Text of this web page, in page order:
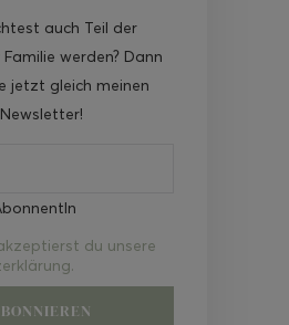
auch Teil der
werden? Dann
jetzt gleich meinen
Newsletter!
du unsere